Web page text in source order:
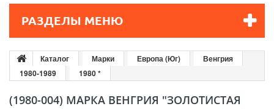
РАЗДЕЛЫ МЕНЮ
Каталог Марки Европа (Юг)
Венгрия
1980-1989
1980 *
(1980-004) МАРКА ВЕНГРИЯ "ЗОЛОТИСТАЯ